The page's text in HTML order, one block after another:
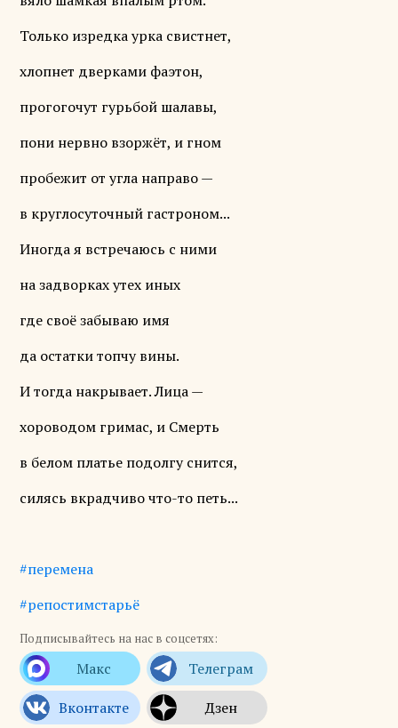
Только изредка урка свистнет,
хлопнет дверками фаэтон,
прогогочут гурьбой шалавы,
пони нервно взоржёт, и гном
пробежит от угла направо —
в круглосуточный гастроном...
Иногда я встречаюсь с ними
на задворках утех иных
где своё забываю имя
да остатки топчу вины.
И тогда накрывает. Лица —
хороводом гримас, и Смерть
в белом платье подолгу снится,
силясь вкрадчиво что-то петь...
#перемена
#репостимстарьё
Подписывайтесь на нас в соцсетях: